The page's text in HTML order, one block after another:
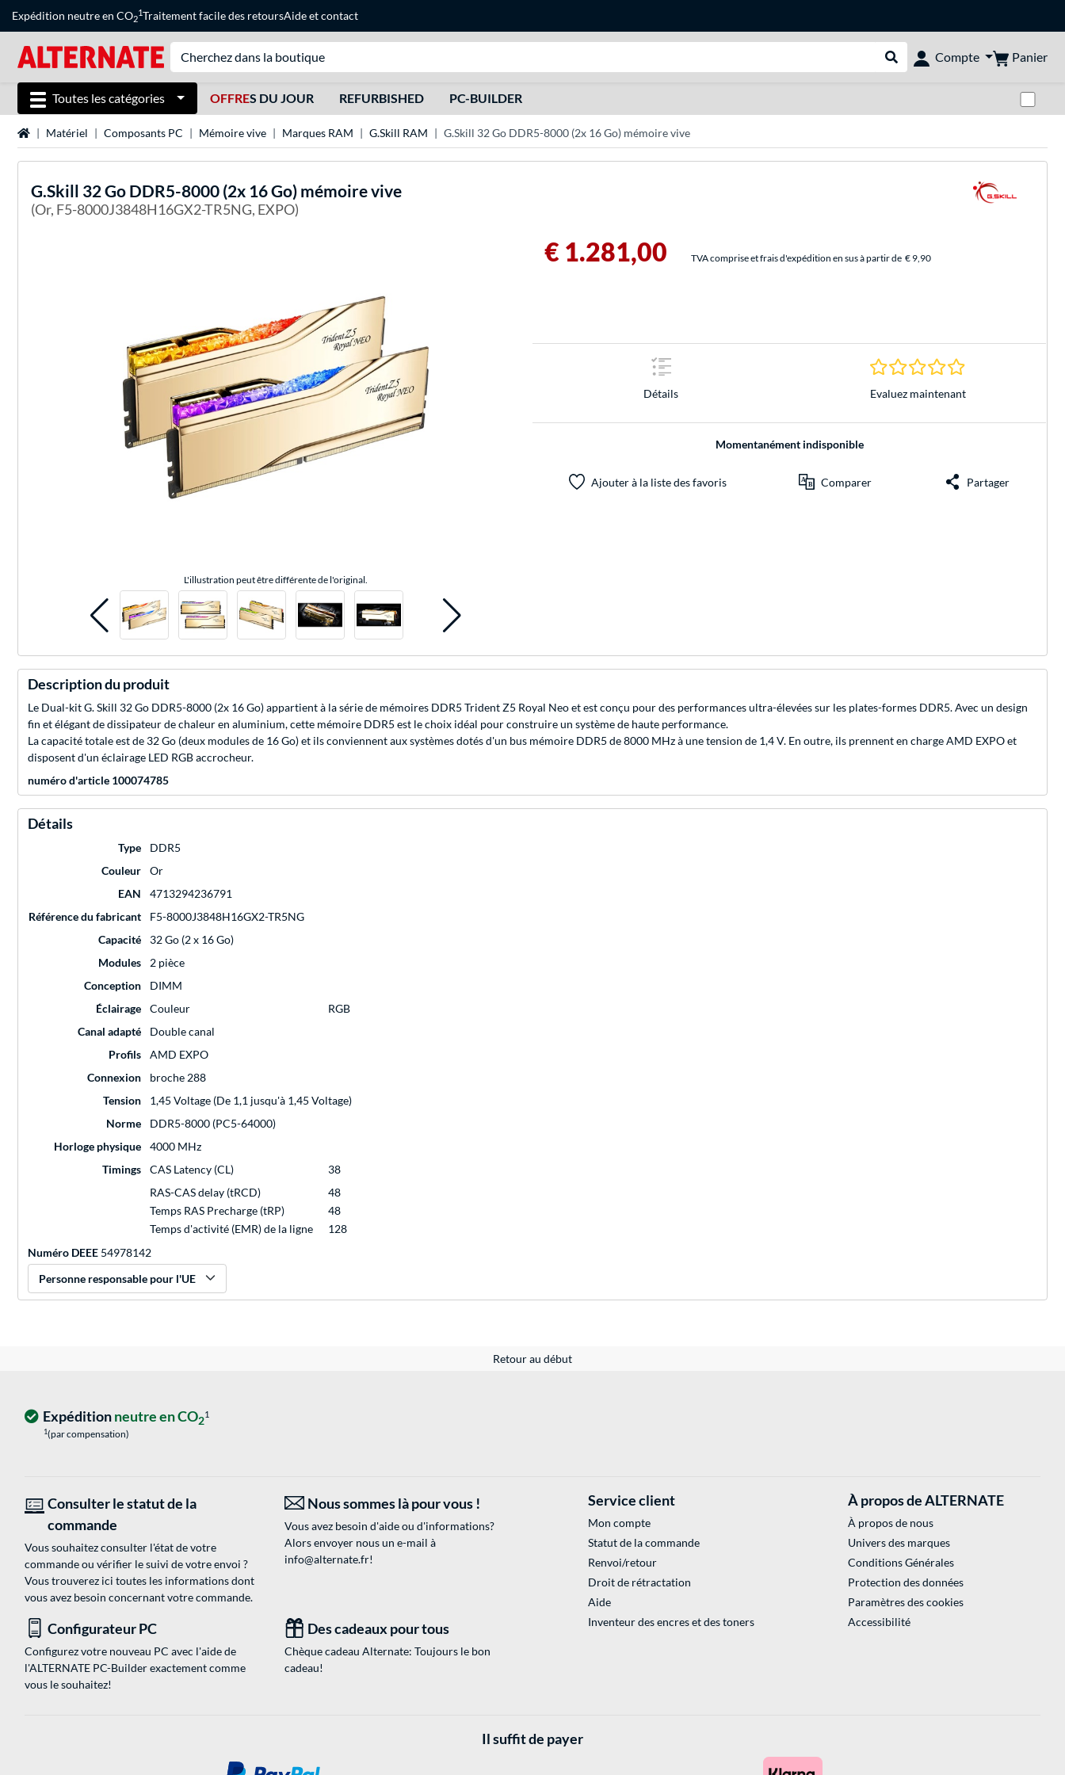
Expédition neutre en CO2
1Traitement facile des retoursAideetcontact
Rechercher dans le shop
Compte Panier
Toutes les catégories OFFRES DU JOUR REFURBISHED PC-BUILDER
Page d'accueil
Matériel Composants PC Mémoire vive Marques RAM G.Skill RAM G.Skill 32 Go DDR5-8000 (2x 16 Go) mémoire vive
G.Skill 32 Go DDR5-8000 (2x 16 Go) mémoire vive
(Or, F5-8000J3848H16GX2-TR5NG, EXPO)
L'illustration peut être différente de l'original.
€ 1.281,00 TVA comprise et frais d'expédition en sus à partir de € 9,90
Détails
0.0 Étoiles à 0
Evaluez maintenant
Momentanément indisponible
Ajouter à la liste des favoris Comparer Partager
Description du produit
Le Dual-kit G. Skill 32 Go DDR5-8000 (2x 16 Go) appartient à la série de mémoires DDR5 Trident Z5 Royal Neo et est conçu pour des performances ultra-élevées sur les plates-formes DDR5. Avec un design
fin et élégant de dissipateur de chaleur en aluminium, cette mémoire DDR5 est le choix idéal pour construire un système de haute performance.
La capacité totale est de 32 Go (deux modules de 16 Go) et ils conviennent aux systèmes dotés d'un bus mémoire DDR5 de 8000 MHz à une tension de 1,4 V. En outre, ils prennent en charge AMD EXPO et
disposent d'un éclairage LED RGB accrocheur.
numéro d'article 100074785
Détails
Type
DDR5
Couleur
Or
EAN
4713294236791
Référence du fabricant
F5-8000J3848H16GX2-TR5NG
Capacité
32 Go (2 x 16 Go)
Modules
2 pièce
Conception
DIMM
Éclairage
Couleur
RGB
Canal adapté
Double canal
Profils
AMD EXPO
Connexion
broche 288
Tension
1,45 Voltage (De 1,1 jusqu'à 1,45 Voltage)
Norme
DDR5-8000 (PC5-64000)
Horloge physique
4000 MHz
Timings
CAS Latency (CL)
38
RAS-CAS delay (tRCD)
48
Temps RAS Precharge (tRP)
48
Temps d'activité (EMR) de la ligne
128
Numéro DEEE 54978142
Personne responsable pour l'UE
Retour au début
Expéditionneutre en CO21
1(par compensation)
Consulter le statut de la
commande
Vous souhaitez consulter l'état de votre
commande ou vérifier le suivi de votre envoi ?
Vous trouverez ici toutes les informations dont
vous avez besoin concernant votre commande.
Nous sommes là pour vous !
Vous avez besoin d'aide ou d'informations?
Alors envoyer nous un e-mail à
info@alternate.fr!
Configurateur PC
Configurez votre nouveau PC avec l'aide de
l'ALTERNATE PC-Builder exactement comme
vous le souhaitez!
Des cadeaux pour tous
Chèque cadeau Alternate: Toujours le bon
cadeau!
Service client
Mon compte
Statut de la commande
Renvoi/retour
Droit de rétractation
Aide
Inventeur des encres et des toners
À propos de ALTERNATE
À propos de nous
Univers des marques
Conditions Générales
Protection des données
Paramètres des cookies
Accessibilité
Il suffit de payer